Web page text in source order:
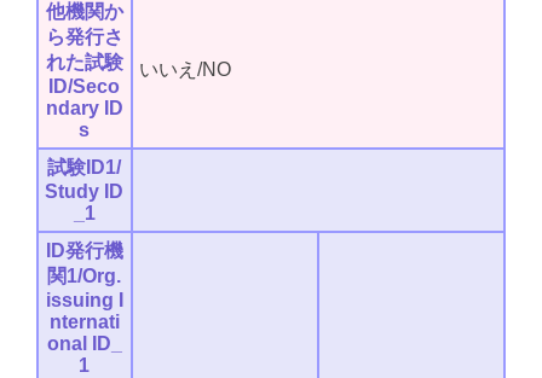
他機関か
ら発行さ
れた試験
ID/Seco
ndary ID
s
いいえ/NO
試験ID1/
Study ID
_1
ID発行機
関1/Org.
issuing I
nternati
onal ID_
1